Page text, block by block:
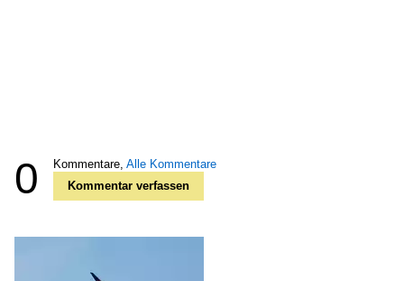
0 Kommentare, Alle Kommentare
Kommentar verfassen